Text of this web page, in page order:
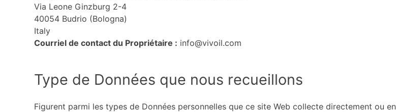
Via Leone Ginzburg 2-4
40054 Budrio (Bologna)
Italy
Courriel de contact du Propriétaire : info@vivoil.com
Type de Données que nous recueillons
Figurent parmi les types de Données personnelles que ce site Web collecte directement ou en